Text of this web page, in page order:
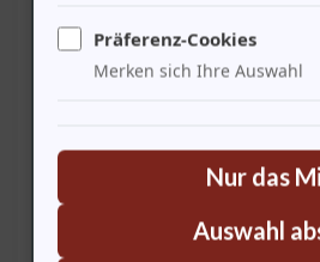
Transporte oft politische
Diese Verbindung könnte ein
Die Bedeutung von Musik
Präferenz-Cookies
Merken sich Ihre Auswahl
Nur das
Auswahl